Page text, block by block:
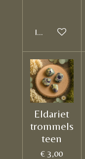
In winkelwagen
Eldariet
trommels
teen
€ 3,00